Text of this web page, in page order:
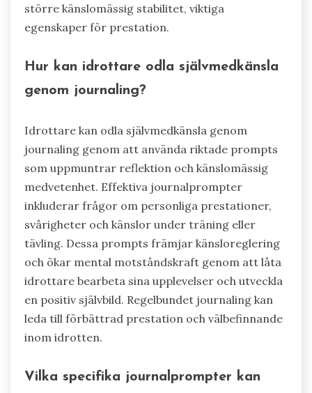
större känslomässig stabilitet, viktiga
egenskaper för prestation.
Hur kan idrottare odla självmedkänsla
genom journaling?
Idrottare kan odla självmedkänsla genom
journaling genom att använda riktade prompts
som uppmuntrar reflektion och känslomässig
medvetenhet. Effektiva journalprompter
inkluderar frågor om personliga prestationer,
svårigheter och känslor under träning eller
tävling. Dessa prompts främjar känsloreglering
och ökar mental motståndskraft genom att låta
idrottare bearbeta sina upplevelser och utveckla
en positiv självbild. Regelbundet journaling kan
leda till förbättrad prestation och välbefinnande
inom idrotten.
Vilka specifika journalprompter kan